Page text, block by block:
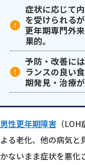
症状に応じて
を受けられる
更年期専門外
果的。
予防・改善に
ランスの良い
期発見・治療
男性更年期障害 （
よる老化、他の病気と
かないまま症状を悪化